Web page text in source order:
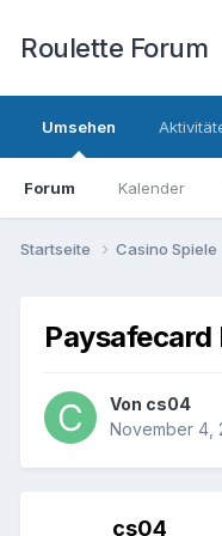
Roulette Forum
Umsehen
Forum Kalender
Startseite Casino Spiele
Paysafecard
Von cs04
November 4,
cs04